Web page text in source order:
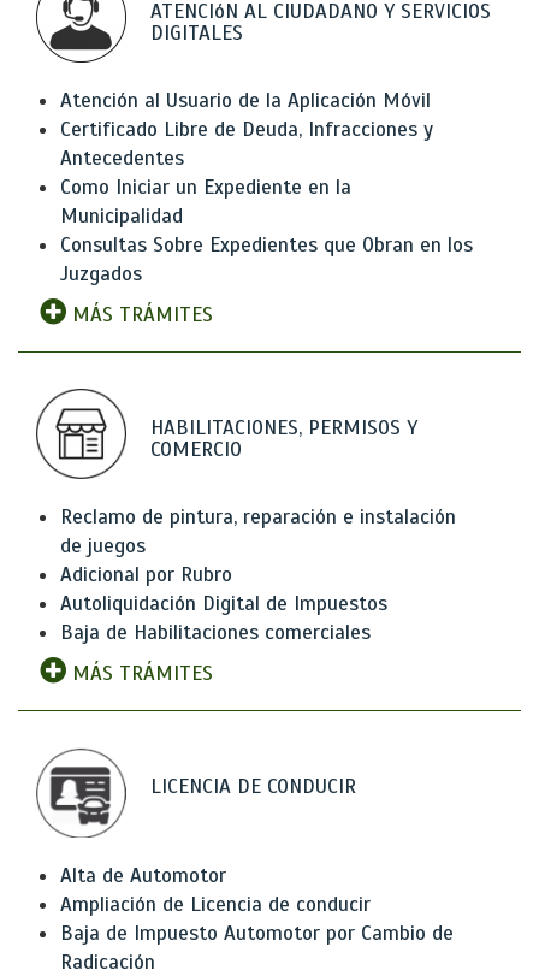
ATENCIóN AL CIUDADANO Y SERVICIOS
DIGITALES
Atención al Usuario de la Aplicación Móvil
Certificado Libre de Deuda, Infracciones y
Antecedentes
Como Iniciar un Expediente en la
Municipalidad
Consultas Sobre Expedientes que Obran en los
Juzgados
MÁS TRÁMITES
HABILITACIONES, PERMISOS Y
COMERCIO
Reclamo de pintura, reparación e instalación
de juegos
Adicional por Rubro
Autoliquidación Digital de Impuestos
Baja de Habilitaciones comerciales
MÁS TRÁMITES
LICENCIA DE CONDUCIR
Alta de Automotor
Ampliación de Licencia de conducir
Baja de Impuesto Automotor por Cambio de
Radicación